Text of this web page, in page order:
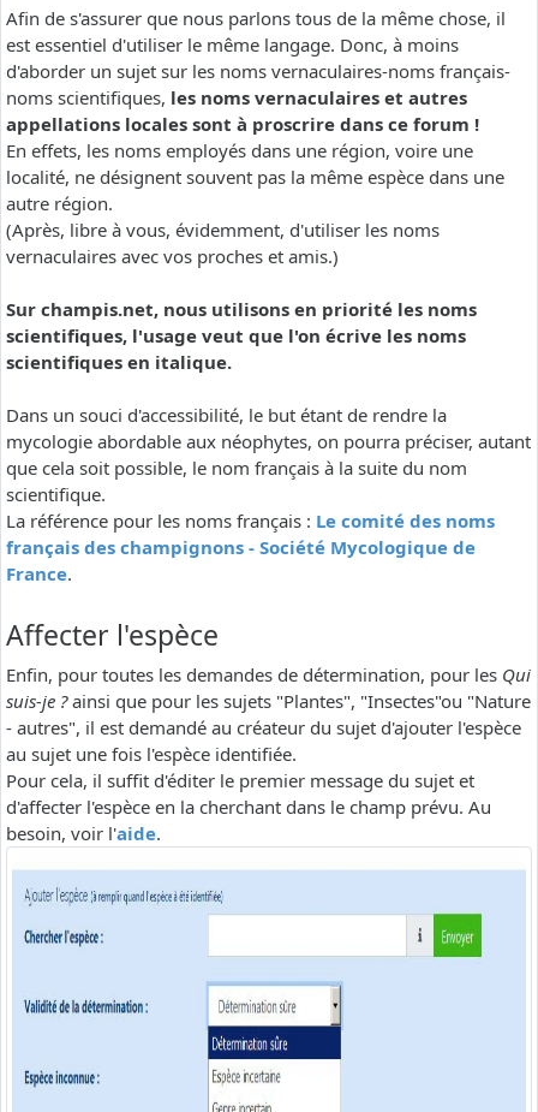
Afin de s'assurer que nous parlons tous de la même chose, il
est essentiel d'utiliser le même langage. Donc, à moins
d'aborder un sujet sur les noms vernaculaires-noms français-
noms scientifiques, les noms vernaculaires et autres
appellations locales sont à proscrire dans ce forum !
En effets, les noms employés dans une région, voire une
localité, ne désignent souvent pas la même espèce dans une
autre région.
(Après, libre à vous, évidemment, d'utiliser les noms
vernaculaires avec vos proches et amis.)
Sur champis.net, nous utilisons en priorité les noms
scientifiques, l'usage veut que l'on écrive les noms
scientifiques en italique.
Dans un souci d'accessibilité, le but étant de rendre la
mycologie abordable aux néophytes, on pourra préciser, autant
que cela soit possible, le nom français à la suite du nom
scientifique.
La référence pour les noms français : Le comité des noms
français des champignons - Société Mycologique de
France.
Affecter l'espèce
Enfin, pour toutes les demandes de détermination, pour les Qui
suis-je ?ainsi que pour les sujets "Plantes", "Insectes"ou "Nature
- autres", il est demandé au créateur du sujet d'ajouter l'espèce
au sujet une fois l'espèce identifiée.
Pour cela, il suffit d'éditer le premier message du sujet et
d'affecter l'espèce en la cherchant dans le champ prévu. Au
besoin, voir l'aide.